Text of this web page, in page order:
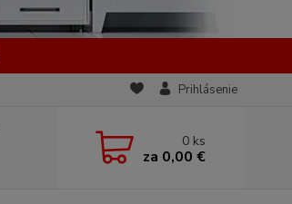
Prihlásenie
0 ks
za 0,00 €